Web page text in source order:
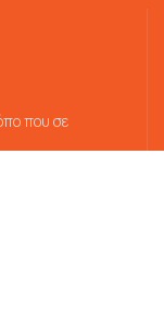
που σε